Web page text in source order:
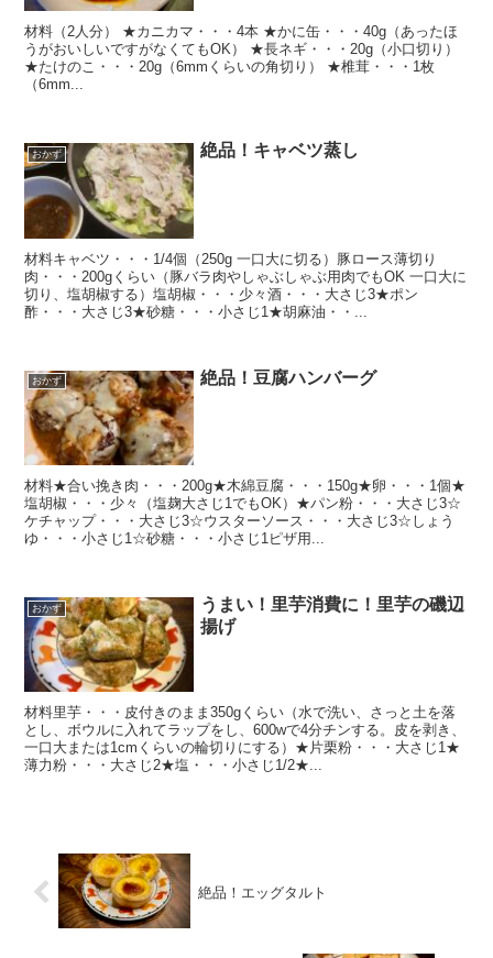
材料（2人分） ★カニカマ・・・4本 ★かに缶・・・40g（あったほ
うがおいしいですがなくてもOK） ★長ネギ・・・20g（小口切り）
★たけのこ・・・20g（6mmくらいの角切り） ★椎茸・・・1枚
（6mm...
おかず 絶品！キャベツ蒸し
材料キャベツ・・・1/4個（250g 一口大に切る）豚ロース薄切り
肉・・・200gくらい（豚バラ肉やしゃぶしゃぶ用肉でもOK 一口大に
切り、塩胡椒する）塩胡椒・・・少々酒・・・大さじ3★ポン
酢・・・大さじ3★砂糖・・・小さじ1★胡麻油・・...
おかず 絶品！豆腐ハンバーグ
材料★合い挽き肉・・・200g★木綿豆腐・・・150g★卵・・・1個★
塩胡椒・・・少々（塩麹大さじ1でもOK）★パン粉・・・大さじ3☆
ケチャップ・・・大さじ3☆ウスターソース・・・大さじ3☆しょう
ゆ・・・小さじ1☆砂糖・・・小さじ1ピザ用...
おかず
うまい！里芋消費に！里芋の磯辺
揚げ
材料里芋・・・皮付きのまま350gくらい（水で洗い、さっと土を落
とし、ボウルに入れてラップをし、600wで4分チンする。皮を剥き、
一口大または1cmくらいの輪切りにする）★片栗粉・・・大さじ1★
薄力粉・・・大さじ2★塩・・・小さじ1/2★...
絶品！エッグタルト